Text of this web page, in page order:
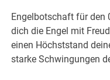
Engelbotschaft für den
dich die Engel mit
einen Höchststand
starke Schwingungen